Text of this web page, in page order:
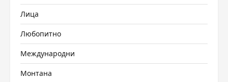
Лица
Любопитно
Международни
Монтана